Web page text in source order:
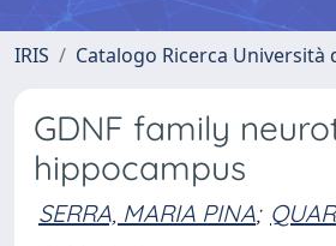
IRIS Catalogo Ricerca Università
GDNF family
hippocampus
SERRA, MARIA PINA;